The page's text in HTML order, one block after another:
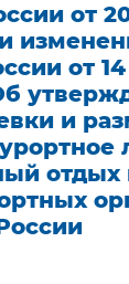
от
от
и
отдых